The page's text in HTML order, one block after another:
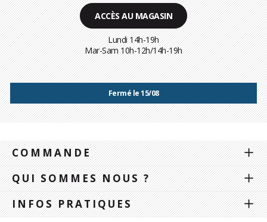
ACCÈS AU MAGASIN
Lundi 14h-19h
Mar-Sam 10h-12h/14h-19h
Fermé le 15/08
COMMANDE
QUI SOMMES NOUS ?
INFOS PRATIQUES